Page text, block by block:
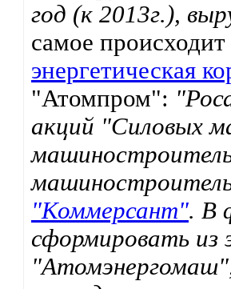
год (к 2013г.),
самое
энергетическая
"Атомпром":
акций "Силовых
"Коммерсант". В
сформировать из